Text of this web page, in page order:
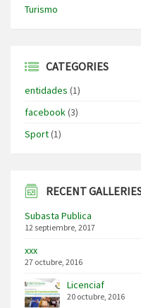
Turismo
CATEGORIES
entidades (1)
facebook(3)
Sport(1)
RECENT
Subasta Publica
12 septiembre, 2017
xxx
27 octubre, 2016
Licenciaf
20 octubre, 2016